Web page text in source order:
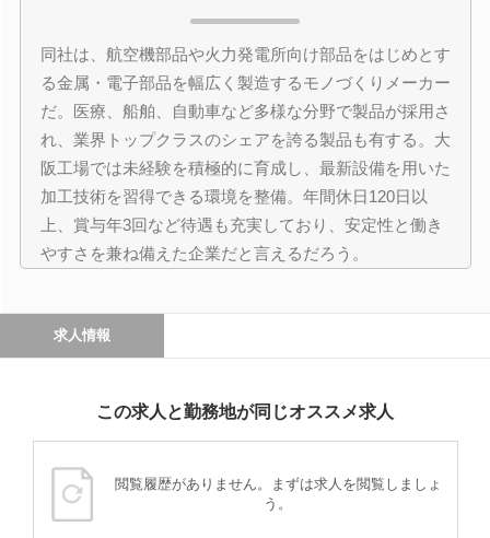
同社は、航空機部品や火力発電所向け部品をはじめとす
る金属・電子部品を幅広く製造するモノづくりメーカー
だ。医療、船舶、自動車など多様な分野で製品が採用さ
れ、業界トップクラスのシェアを誇る製品も有する。大
阪工場では未経験を積極的に育成し、最新設備を用いた
加工技術を習得できる環境を整備。年間休日120日以
上、賞与年3回など待遇も充実しており、安定性と働き
やすさを兼ね備えた企業だと言えるだろう。
求人情報
この求人と勤務地が同じオススメ求人
閲覧履歴がありません。まずは求人を閲覧しましょ
う。